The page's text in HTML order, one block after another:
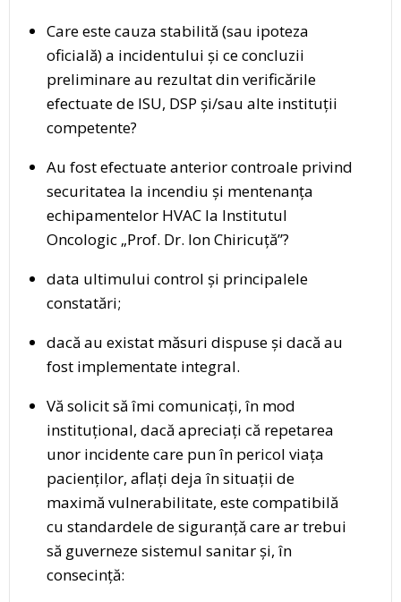
Care este cauza stabilită (sau ipoteza
oficială) a incidentului și ce concluzii
preliminare au rezultat din verificările
efectuate de ISU, DSP și/sau alte instituții
competente?
Au fost efectuate anterior controale privind
securitatea la incendiu și mentenanța
echipamentelor HVAC la Institutul
Oncologic „Prof. Dr. Ion Chiricuță”?
data ultimului control și principalele
constatări;
dacă au existat măsuri dispuse și dacă au
fost implementate integral.
Vă solicit să îmi comunicați, în mod
instituțional, dacă apreciați că repetarea
unor incidente care pun în pericol viața
pacienților, aflați deja în situații de
maximă vulnerabilitate, este compatibilă
cu standardele de siguranță care ar trebui
să guverneze sistemul sanitar și, în
consecință: